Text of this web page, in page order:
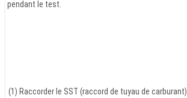
pendant le test.
(1) Raccorder le SST (raccord de tuyau de carburant)